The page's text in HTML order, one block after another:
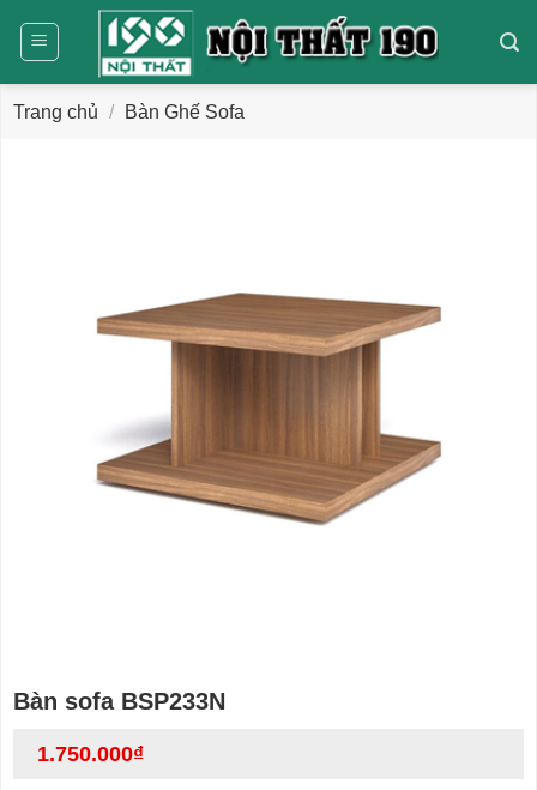
dung
Trang chủ / Bàn Ghế Sofa
Bàn sofa BSP233N
1.750.000₫